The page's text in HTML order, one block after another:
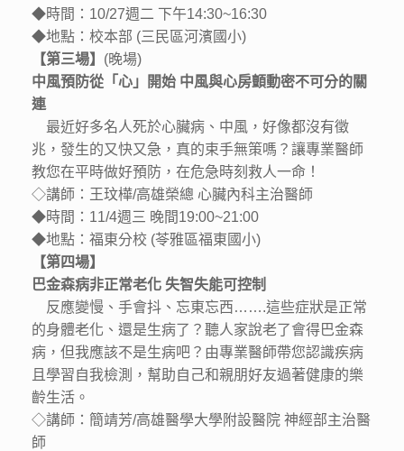
◆時間：10/27週二 下午14:30~16:30
◆地點：校本部 (三民區河濱國小)
【第三場】 (晚場)
中風預防從「心」開始 中風與心房顫動密不可分的關
連
最近好多名人死於心臟病、中風，好像都沒有徵
兆，發生的又快又急，真的束手無策嗎？讓專業醫師
教您在平時做好預防，在危急時刻救人一命！
◇講師：王玟樺/高雄榮總 心臟內科主治醫師
◆時間：11/4週三 晚間19:00~21:00
◆地點：福東分校 (苓雅區福東國小)
【第四場】
巴金森病非正常老化 失智失能可控制
反應變慢、手會抖、忘東忘西…….這些症狀是正常
的身體老化、還是生病了？聽人家說老了會得巴金森
病，但我應該不是生病吧？由專業醫師帶您認識疾病
且學習自我檢測，幫助自己和親朋好友過著健康的樂
齡生活。
◇講師：簡靖芳/高雄醫學大學附設醫院 神經部主治醫
師